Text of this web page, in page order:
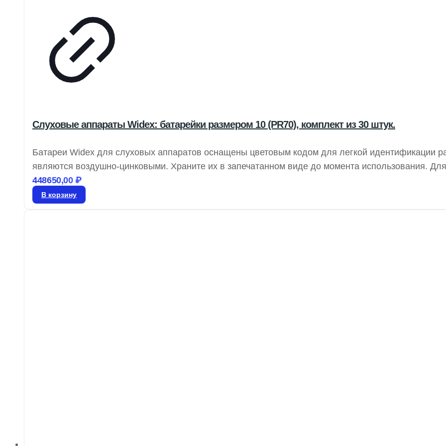
Слуховые аппараты Widex: батарейки размером 10 (PR70), комплект из 30 штук.
Батареи Widex для слуховых аппаратов оснащены цветовым кодом для легкой идентификации
являются воздушно-цинковыми. Храните их в запечатанном виде до момента использования. Для
удалите этикетку и дайте батарее «подышать» в течение 60 секунд перед установкой в устройство.
448650,00₽
В корзину